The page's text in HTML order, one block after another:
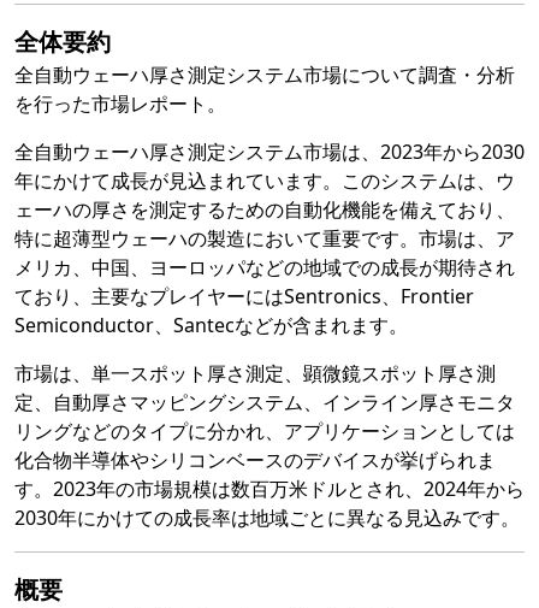
全体要約
全自動ウェーハ厚さ測定システム市場について調査・分析
を行った市場レポート。
全自動ウェーハ厚さ測定システム市場は、2023年から2030
年にかけて成長が見込まれています。このシステムは、ウ
ェーハの厚さを測定するための自動化機能を備えており、
特に超薄型ウェーハの製造において重要です。市場は、ア
メリカ、中国、ヨーロッパなどの地域での成長が期待され
ており、主要なプレイヤーにはSentronics、Frontier
Semiconductor、Santecなどが含まれます。
市場は、単一スポット厚さ測定、顕微鏡スポット厚さ測
定、自動厚さマッピングシステム、インライン厚さモニタ
リングなどのタイプに分かれ、アプリケーションとしては
化合物半導体やシリコンベースのデバイスが挙げられま
す。2023年の市場規模は数百万米ドルとされ、2024年から
2030年にかけての成長率は地域ごとに異なる見込みです。
概要